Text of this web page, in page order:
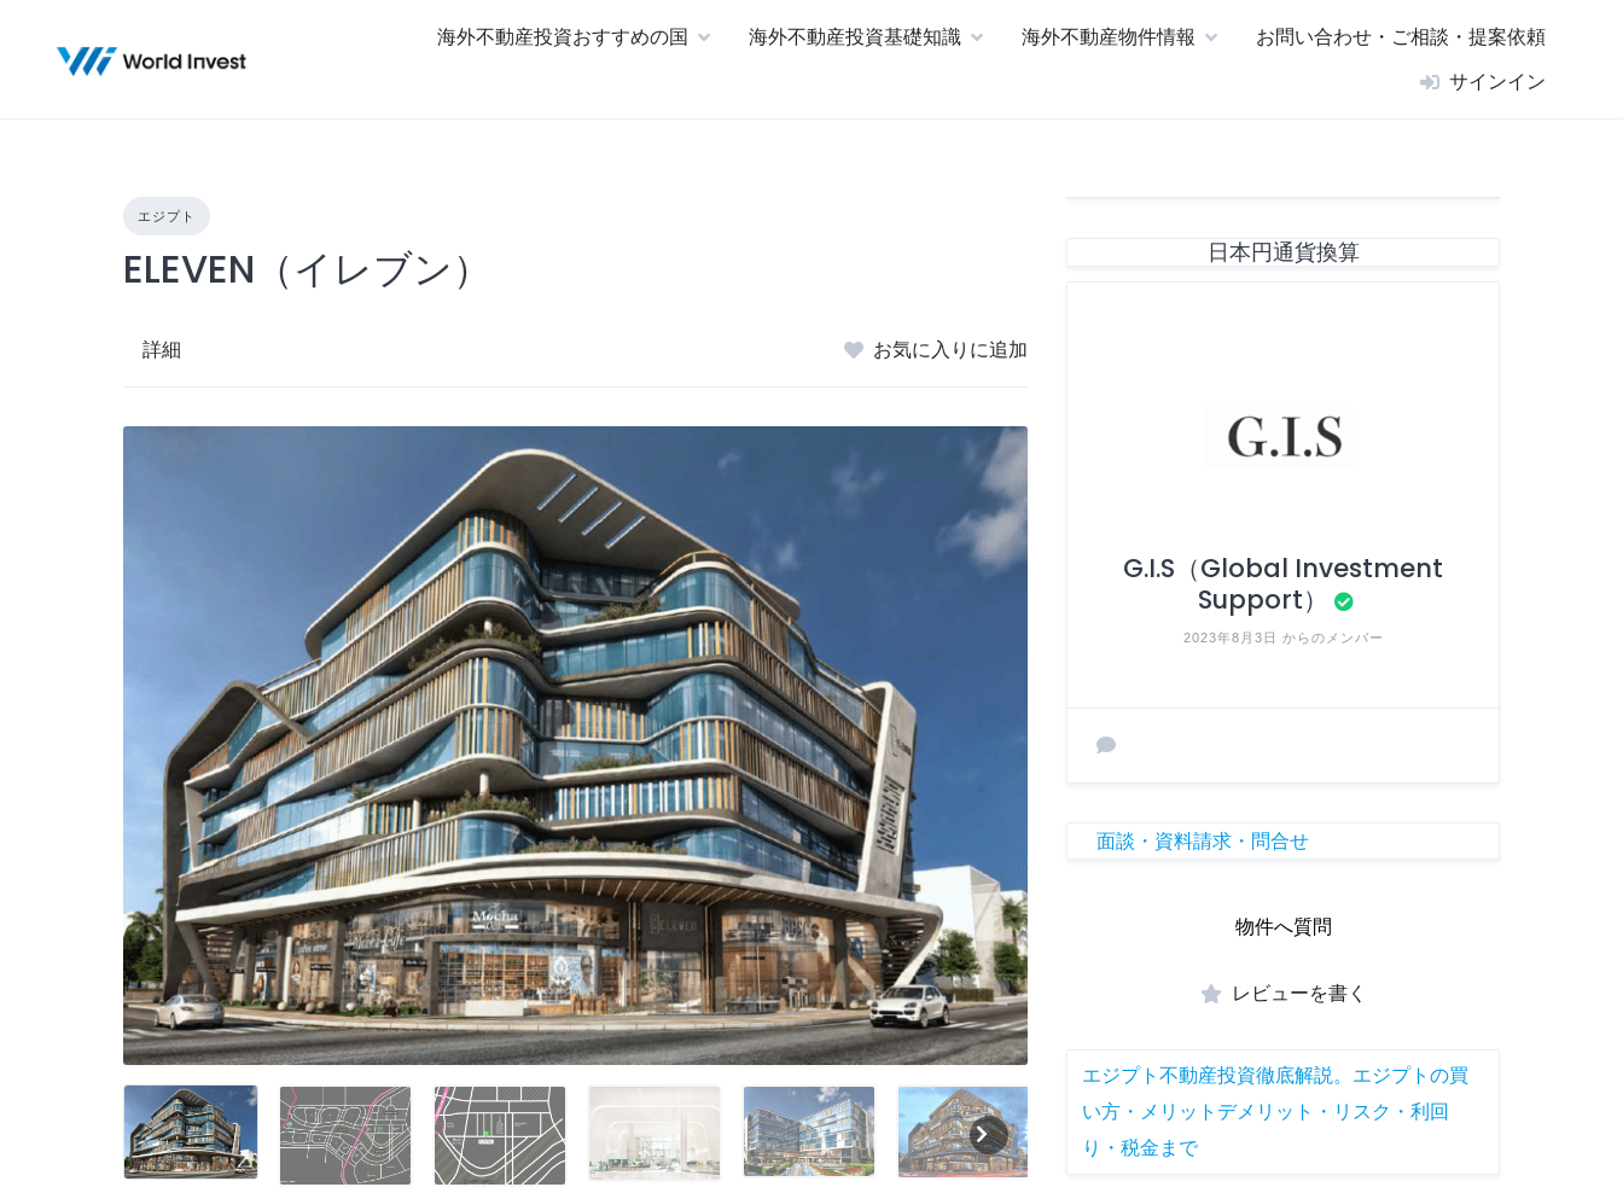
海外不動産投資おすすめの国 海外不動産投資基礎知識 海外不動産物件情報 お問い合わせ・ご相談・提案依頼
サインイン
エジプト
ELEVEN（イレブン）
詳細 お気に入りに追加
物件へ質問
レビューを書く
G.I.S（Global Investment
Support）
2023年8月3日 からのメンバー
面談・資料請求・問合せ
日本円通貨換算
エジプト不動産投資徹底解説。エジプトの買
い方・メリットデメリット・リスク・利回
り・税金まで